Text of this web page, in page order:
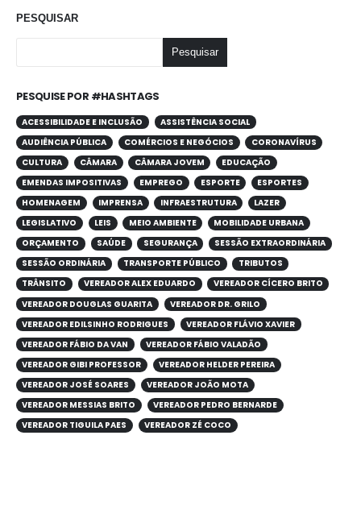
PESQUISAR
Pesquisar
PESQUISE POR #HASHTAGS
ACESSIBILIDADE E INCLUSÃO
ASSISTÊNCIA SOCIAL
AUDIÊNCIA PÚBLICA
COMÉRCIOS E NEGÓCIOS
CORONAVÍRUS
CULTURA
CÂMARA CÂMARA JOVEM
EDUCAÇÃO
EMENDAS IMPOSITIVAS
EMPREGO ESPORTE
ESPORTES
HOMENAGEM
IMPRENSA INFRAESTRUTURA
LAZER
LEGISLATIVO
LEIS MEIO AMBIENTE
MOBILIDADE URBANA
ORÇAMENTO
SAÚDE SEGURANÇA
SESSÃO EXTRAORDINÁRIA
SESSÃO ORDINÁRIA
TRANSPORTE PÚBLICO
TRIBUTOS
TRÂNSITO
VEREADOR ALEX EDUARDO
VEREADOR CÍCERO BRITO
VEREADOR DOUGLAS GUARITA
VEREADOR DR. GRILO
VEREADOR EDILSINHO RODRIGUES
VEREADOR FLÁVIO XAVIER
VEREADOR FÁBIO DA VAN
VEREADOR FÁBIO VALADÃO
VEREADOR GIBI PROFESSOR
VEREADOR HELDER PEREIRA
VEREADOR JOSÉ SOARES
VEREADOR JOÃO MOTA
VEREADOR MESSIAS BRITO
VEREADOR PEDRO BERNARDE
VEREADOR TIGUILA PAES
VEREADOR ZÉ COCO